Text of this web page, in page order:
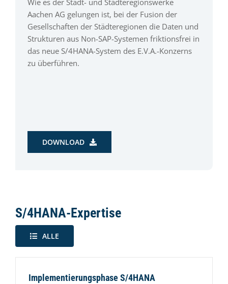
Wie es der Stadt- und Städteregionswerke
Aachen AG gelungen ist, bei der Fusion der
Gesellschaften der Städteregionen die Daten und
Strukturen aus Non-SAP-Systemen friktionsfrei in
das neue S/4HANA-System des E.V.A.-Konzerns
zu überführen.
DOWNLOAD
S/4HANA-Expertise
ALLE
Implementierungsphase S/4HANA